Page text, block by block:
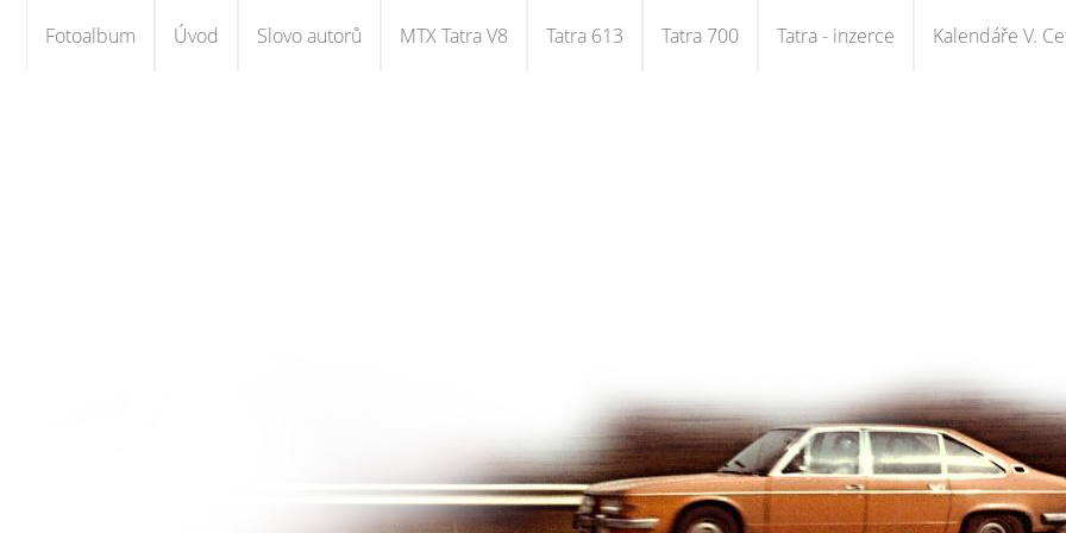
Fotoalbum Úvod Slovo autorů MTX Tatra V8 Tatra 613 Tatra 700 Tatra - inzerce Kalendáře V.